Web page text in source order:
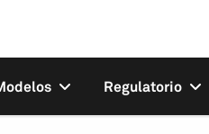
Regulatorio